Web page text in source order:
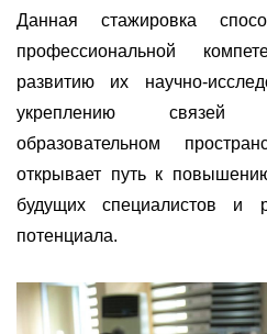
Данная стажировка
профессиональной
развитию их научно-
укреплению связей
образовательном
открывает путь к
будущих специалистов и
потенциала.